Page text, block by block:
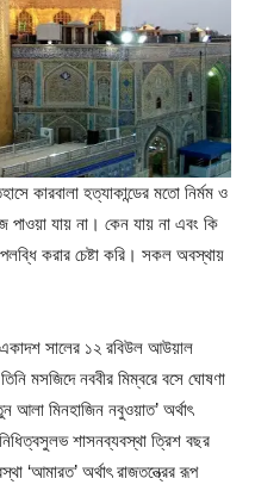
কারবালা হত্যাকান্ডের মতো নির্মম ও
যায় না। কেন যায় না এবং কি
করার চেষ্টা করি। সকল অবস্থায়
একাদশ সালের ১২ রবিউল আউয়াল
মসজিদে নববীর মিম্বরে বসে ঘোষণা
আলা মিনহাজিন নবুওয়াত’ অর্থাৎ
শাসনব্যবস্থা ত্রিশ বছর
‘আমারত’ অর্থাৎ রাজতন্ত্রের রূপ